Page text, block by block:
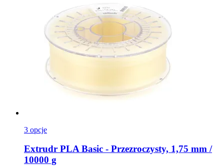
3 opcje
Extrudr PLA Basic -​ Przezroczysty, 1,75 mm /
10000 g